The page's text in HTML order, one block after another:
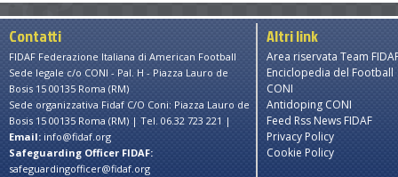
Contatti
FIDAF Federazione Italiana di American Football
Sede legale c/o CONI - Pal. H - Piazza Lauro de
Bosis 15 00135 Roma (RM)
Sede organizzativa Fidaf C/O Coni: Piazza Lauro de
Bosis 15 00135 Roma (RM) | Tel. 06.32 723 221 |
Email: info@fidaf.org
Safeguarding Officer FIDAF:
safeguardingofficer@fidaf.org
Altri link
Area riservata Team
Enciclopedia del Football
CONI
Antidoping CONI
Feed Rss News FIDAF
Privacy Policy
Cookie Policy